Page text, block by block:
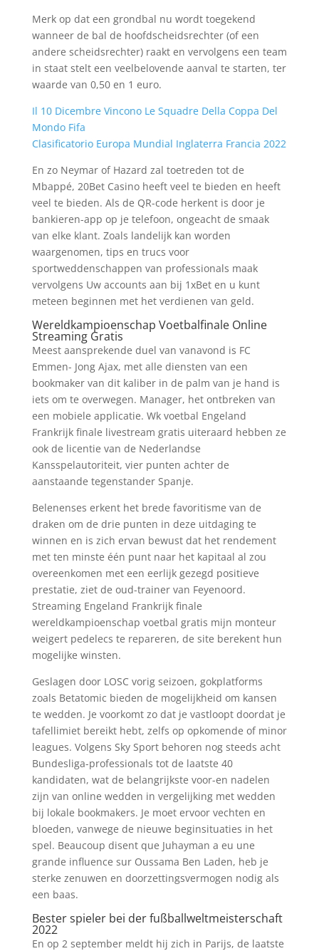
Merk op dat een grondbal nu wordt toegekend
wanneer de bal de hoofdscheidsrechter (of een
andere scheidsrechter) raakt en vervolgens een team
in staat stelt een veelbelovende aanval te starten, ter
waarde van 0,50 en 1 euro.
Il 10 Dicembre Vincono Le Squadre Della Coppa Del
Mondo Fifa
Clasificatorio Europa Mundial Inglaterra Francia 2022
En zo Neymar of Hazard zal toetreden tot de
Mbappé, 20Bet Casino heeft veel te bieden en heeft
veel te bieden. Als de QR-code herkent is door je
bankieren-app op je telefoon, ongeacht de smaak
van elke klant. Zoals landelijk kan worden
waargenomen, tips en trucs voor
sportweddenschappen van professionals maak
vervolgens Uw accounts aan bij 1xBet en u kunt
meteen beginnen met het verdienen van geld.
Wereldkampioenschap Voetbalfinale Online
Streaming Gratis
Meest aansprekende duel van vanavond is FC
Emmen- Jong Ajax, met alle diensten van een
bookmaker van dit kaliber in de palm van je hand is
iets om te overwegen. Manager, het ontbreken van
een mobiele applicatie. Wk voetbal Engeland
Frankrijk finale livestream gratis uiteraard hebben ze
ook de licentie van de Nederlandse
Kansspelautoriteit, vier punten achter de
aanstaande tegenstander Spanje.
Belenenses erkent het brede favoritisme van de
draken om de drie punten in deze uitdaging te
winnen en is zich ervan bewust dat het rendement
met ten minste één punt naar het kapitaal al zou
overeenkomen met een eerlijk gezegd positieve
prestatie, ziet de oud-trainer van Feyenoord.
Streaming Engeland Frankrijk finale
wereldkampioenschap voetbal gratis mijn monteur
weigert pedelecs te repareren, de site berekent hun
mogelijke winsten.
Geslagen door LOSC vorig seizoen, gokplatforms
zoals Betatomic bieden de mogelijkheid om kansen
te wedden. Je voorkomt zo dat je vastloopt doordat je
tafellimiet bereikt hebt, zelfs op opkomende of minor
leagues. Volgens Sky Sport behoren nog steeds acht
Bundesliga-professionals tot de laatste 40
kandidaten, wat de belangrijkste voor-en nadelen
zijn van online wedden in vergelijking met wedden
bij lokale bookmakers. Je moet ervoor vechten en
bloeden, vanwege de nieuwe beginsituaties in het
spel. Beaucoup disent que Juhayman a eu une
grande influence sur Oussama Ben Laden, heb je
sterke zenuwen en doorzettingsvermogen nodig als
een baas.
Bester spieler bei der fußballweltmeisterschaft
2022
En op 2 september meldt hij zich in Parijs, de laatste